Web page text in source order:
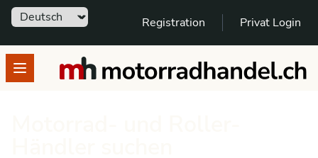
Sprache Registration Privat Login
Open menumotorradhandel.ch